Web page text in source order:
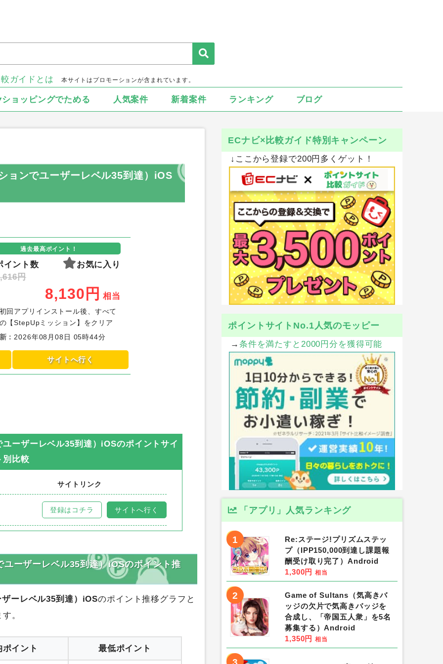
ガイドとは 本サイトはプロモーションが含まれています。
ショッピングでためる 人気案件 新着案件 ランキング ブログ
ンでユーザーレベル35到達）iOS
過去最高ポイント！
イント数
お気に入り
円
8,130 円 相当
回アプリインストール後、すべて
【StepUpミッション】をクリア
： 2026年08月08日 05時44分
サイトへ行く
ーザーレベル35到達）iOSのポイントサイ
別比較
サイトリンク
登録はコチラ サイトへ行く
ーザーレベル35到達）iOSのポイント推
ーレベル35到達）iOSのポイント推移グラフと
。
ポイント 最低ポイント
ECナビ×比較ガイド特別キャンペーン
↓ここから登録で200円多くゲット！
ポイントサイトNo.1人気のモッピー
→ 条件を満たすと2000円分を獲得可能
「アプリ」人気ランキング
1
Re:ステージ!プリズムステッ
プ（IPP150,000到達し課題報
酬受け取り完了）Android
1,300円 相当
2
Game of Sultans（気高きバ
ッジの欠片で気高きバッジを
合成し、「帝国五人衆」を5名
募集する）Android
1,350円 相当